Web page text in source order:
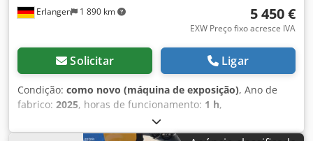
Erlangen 1 890 km 5 450 €
EXW Preço fixo acresce IVA
Solicitar Ligar
Condição: como novo (máquina de exposição), Ano de
fabrico: 2025, horas de funcionamento: 1 h,
totalmente funcional
máquina/veículo:31524565, peso total:286 kg, Exposição